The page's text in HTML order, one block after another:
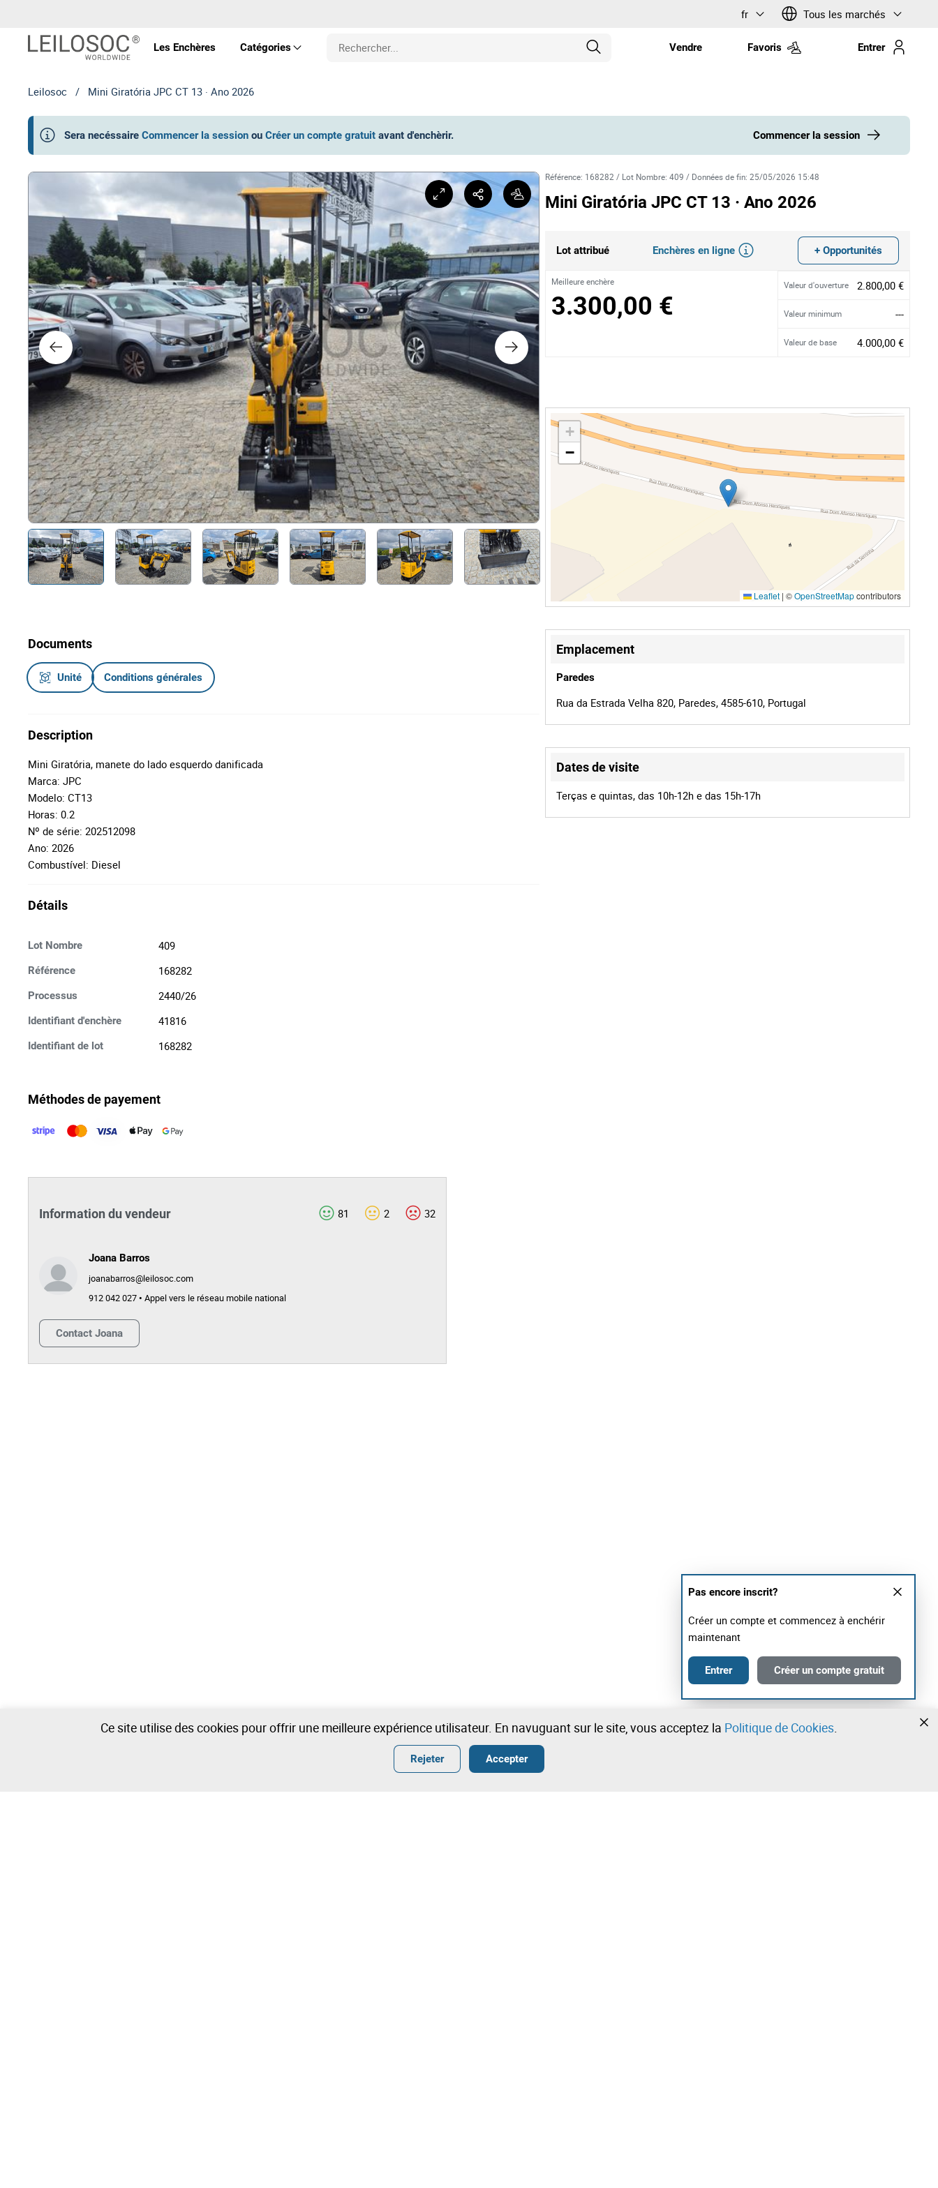
fr Tous les marchés
Les Enchères Catégories
Véhicule
Équipement
Machines
Art et Pièces de Collection
Droits
Technologie
Mobilier et Décoration
Nautique
Autre
Vendre Favoris Entrer
Leilosoc / Mini Giratória JPC CT 13 · Ano 2026
Sera necéssaire Commencer la session ou Créer un compte gratuit avant d'enchèrir. Commencer la session
Documents
Unité Conditions générales
Description
Mini Giratória, manete do lado esquerdo danificada
Marca: JPC
Modelo: CT13
Horas: 0.2
Nº de série: 202512098
Ano: 2026
Combustível: Diesel
Détails
Lot Nombre 409
Référence 168282
Processus 2440/26
Identifiant d'enchère 41816
Identifiant de lot 168282
Référence: 168282 / Lot Nombre:409 / Données de fin:25/05/2026 15:48
Mini Giratória JPC CT 13 · Ano 2026
Lot attribué Enchères en ligne + Opportunités
Meilleure enchère
3.300,00 €
Valeur d'ouverture 2.800,00 €
Valeur minimum ---
Valeur de base 4.000,00 €
+
−
Leaflet | ©OpenStreetMapcontributors
Emplacement
Paredes
Rua da Estrada Velha 820, Paredes, 4585-610, Portugal
Dates de visite
Terças e quintas, das 10h-12h e das 15h-17h
Méthodes de payement
Information du vendeur 81 2 32
Joana Barros
joanabarros@leilosoc.com
912 042 027 • Appel vers le réseau mobile national
Contact Joana
Pas encore inscrit?
Créer un compte et commencez à enchérir
maintenant
Entrer Créer un compte gratuit
Ce site utilise des cookies pour offrir une meilleure expérience utilisateur. En navuguant sur le site, vous acceptez la Politique de Cookies.
Rejeter Accepter